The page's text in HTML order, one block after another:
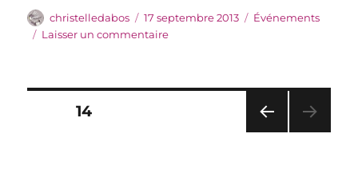
Auteur
christelledabos
Publié
le
17 septembre 2013 Catégories
Événements
Laisser un commentairesur
Pagination
PAGE14